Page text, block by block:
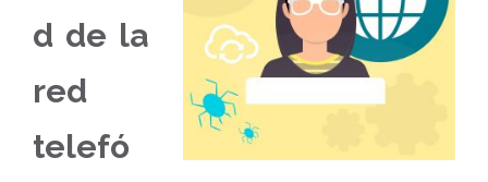
d de la
red
telefó